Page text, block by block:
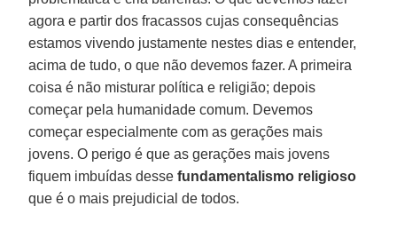
agora e partir dos fracassos cujas consequências
estamos vivendo justamente nestes dias e entender,
acima de tudo, o que não devemos fazer. A primeira
coisa é não misturar política e religião; depois
começar pela humanidade comum. Devemos
começar especialmente com as gerações mais
jovens. O perigo é que as gerações mais jovens
fiquem imbuídas dessefundamentalismo religioso
que é o mais prejudicial de todos.